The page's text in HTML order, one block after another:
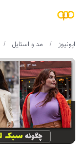
اپونیوز مد و استایل